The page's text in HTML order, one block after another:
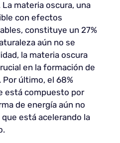
La materia oscura, una
con efectos
constituye un 27%
aún no se
la materia oscura
en la formación de
último, el 68%
está compuesto por
de energía aún no
está acelerando la